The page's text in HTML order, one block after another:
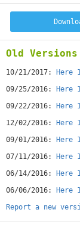
Old Versions
10/21/2017:
Here
09/25/2016:
Here
09/22/2016:
Here
12/02/2016:
Here
09/01/2016:
Here
07/11/2016:
Here
06/14/2016:
Here
06/06/2016:
Here
Report a new